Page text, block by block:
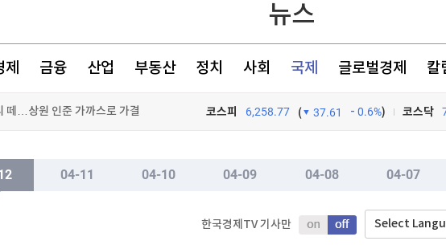
뉴스
제 금융 산업 부동산 정치 사회 국제 글로벌경제 칼
울질…4조원대 거래 가능성
떼…상원 인준 가까스로 가결
극우당 '인종분류' 논란
~'
코스피 6,258.77 ( 37.61 0.6%) 코스닥
뉴스
뉴스홈
파트너스
04-11 04-10 04-09 04-08 04-07
이전주
Select
한국경제TV 기사만